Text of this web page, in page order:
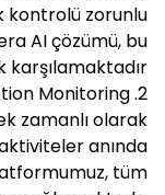
kontrolü zorunlu
AI çözümü, bu
2. Real-time Transaction Monitoring
zamanlı olarak
anında
tüm